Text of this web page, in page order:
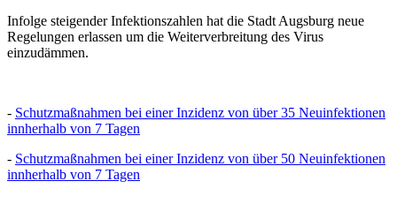
Infolge steigender Infektionszahlen hat die Stadt Augsburg neue
Regelungen erlassen um die Weiterverbreitung des Virus
einzudämmen.
- Schutzmaßnahmen bei einer Inzidenz von über 35 Neuinfektionen
innherhalb von 7 Tagen
- Schutzmaßnahmen bei einer Inzidenz von über 50 Neuinfektionen
innherhalb von 7 Tagen